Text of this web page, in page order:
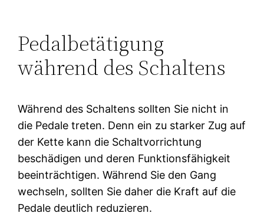
Pedalbetätigung
während des Schaltens
Während des Schaltens sollten Sie nicht in
die Pedale treten. Denn ein zu starker Zug auf
der Kette kann die Schaltvorrichtung
beschädigen und deren Funktionsfähigkeit
beeinträchtigen. Während Sie den Gang
wechseln, sollten Sie daher die Kraft auf die
Pedale deutlich reduzieren.